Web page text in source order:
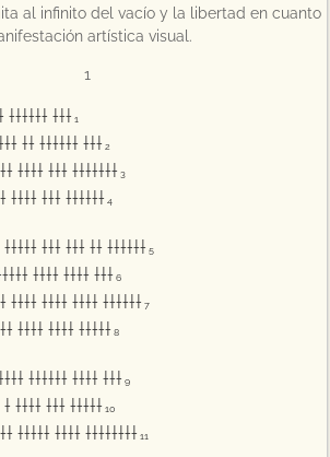
al infinito del vacío y la libertad en cuanto
artística visual.
1
†††††† ††† 1
†† †††††† ††† 2
†††† ††† ††††††† 3
†††† ††† †††††† 4
††† ††† †† †††††† 5
†††† †††† ††† 6
†††† †††† †††† †††††† 7
†††† †††† ††††† 8
†††††† †††† ††† 9
†††† ††† ††††† 10
††††† †††† †††††††† 11